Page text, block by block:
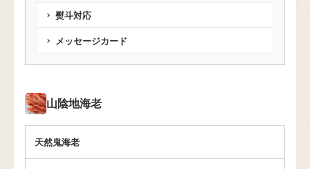
山陰地海老
天然鬼海老
熨斗対応
メッセージカード